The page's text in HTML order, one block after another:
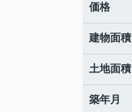
価格
建物面積
土地面積
築年月